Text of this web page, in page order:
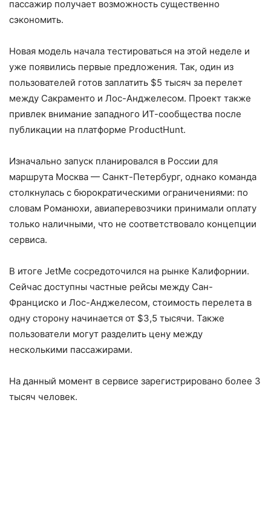
пассажир получает возможность существенно
сэкономить.
Новая модель начала тестироваться на этой неделе и
уже появились первые предложения. Так, один из
пользователей готов заплатить $5 тысяч за перелет
между Сакраменто и Лос-Анджелесом. Проект также
привлек внимание западного ИТ-сообщества после
публикации на платформе ProductHunt.
Изначально запуск планировался в России для
маршрута Москва — Санкт-Петербург, однако команда
столкнулась с бюрократическими ограничениями: по
словам Романюхи, авиаперевозчики принимали оплату
только наличными, что не соответствовало концепции
сервиса.
В итоге JetMe сосредоточился на рынке Калифорнии.
Сейчас доступны частные рейсы между Сан-
Франциско и Лос-Анджелесом, стоимость перелета в
одну сторону начинается от $3,5 тысячи. Также
пользователи могут разделить цену между
несколькими пассажирами.
На данный момент в сервисе зарегистрировано более 3
тысяч человек.